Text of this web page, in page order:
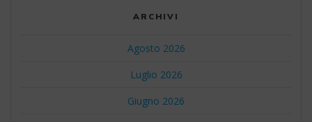
ARCHIVI
Agosto 2026
Luglio 2026
Giugno 2026